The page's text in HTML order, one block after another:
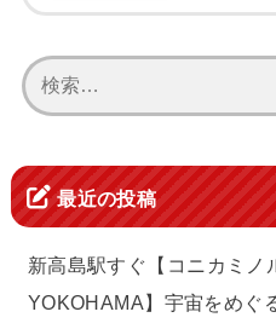
最近の投稿
新高島駅すぐ【コニカミノ
YOKOHAMA】宇宙をめぐ